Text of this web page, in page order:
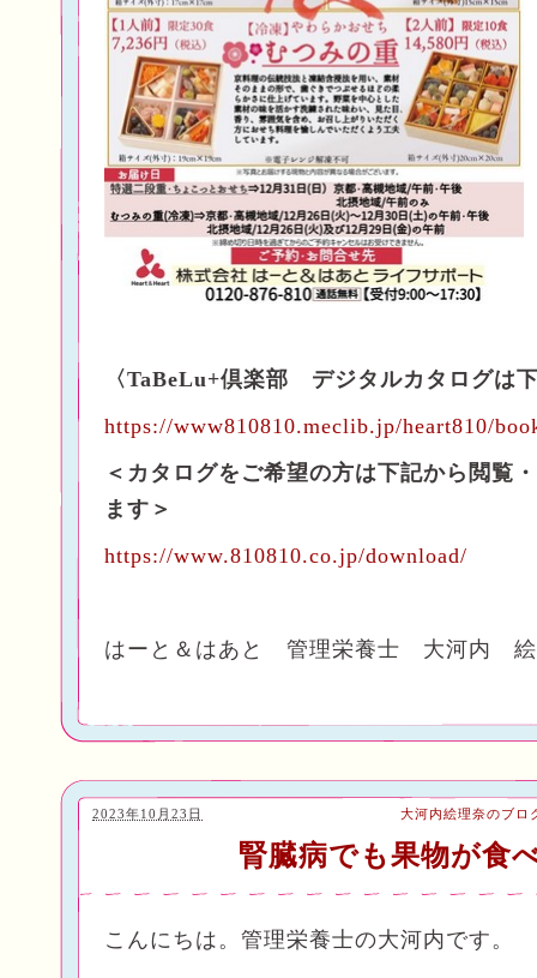
〈TaBeLu+倶楽部 デジタルカタログは
https://www810810.meclib.jp/heart810/
＜カタログをご希望の方は下記から閲覧
ます＞
https://www.810810.co.jp/download/
はーと＆はあと 管理栄養士 大河内 絵
腎臓病でも果物が食
2023年10月23日 大河内絵理奈のブロ
こんにちは。管理栄養士の大河内です。